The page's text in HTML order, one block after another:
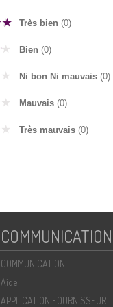
Très bien (0)
Bien (0)
Ni bon Ni mauvais (0)
Mauvais (0)
Très mauvais (0)
COMMUNICATION
COMMUNICATION
Aide
APPLICATION FOURNISSEUR